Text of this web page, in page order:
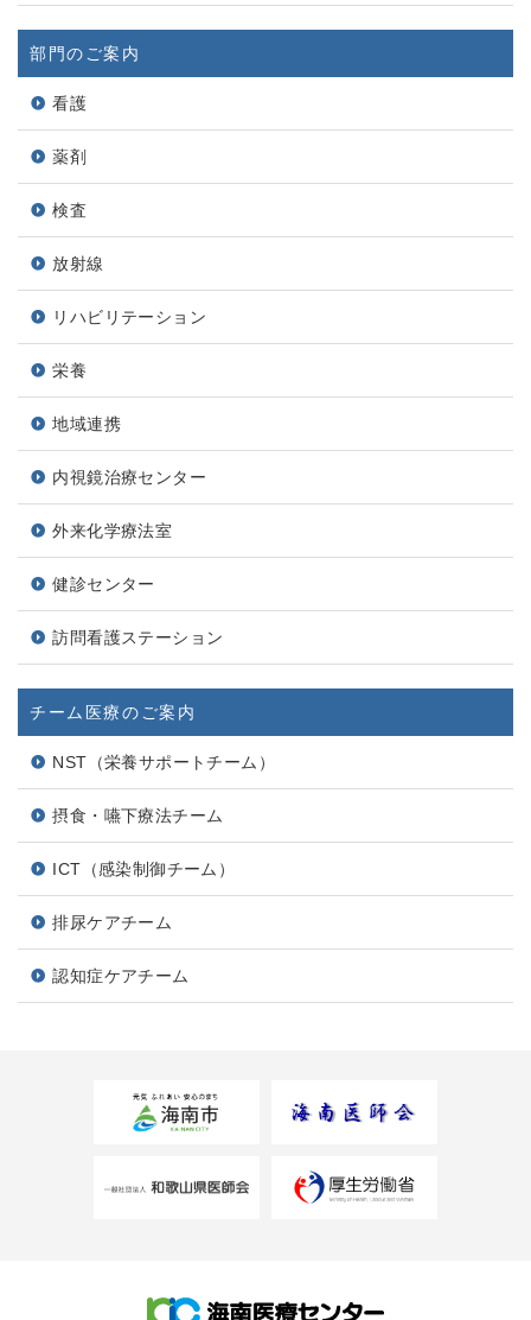
部門のご案内
看護
薬剤
検査
放射線
リハビリテーション
栄養
地域連携
内視鏡治療センター
外来化学療法室
健診センター
訪問看護ステーション
チーム医療のご案内
NST（栄養サポートチーム）
摂食・嚥下療法チーム
ICT（感染制御チーム）
排尿ケアチーム
認知症ケアチーム